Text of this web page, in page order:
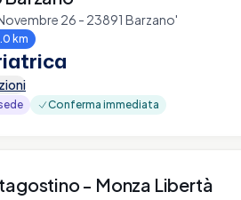
26 - 23891 Barzano'
km
Conferma immediata
- Monza Libertà